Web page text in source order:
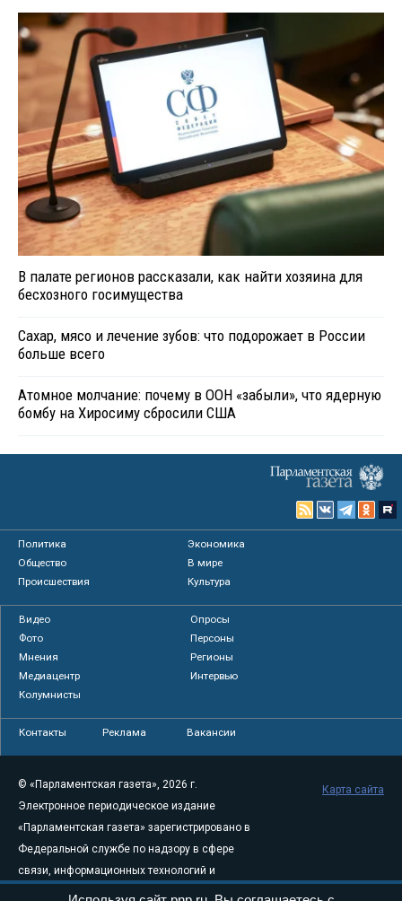
В палате регионов рассказали, как найти хозяина для
бесхозного госимущества
Сахар, мясо и лечение зубов: что подорожает в России
больше всего
Атомное молчание: почему в ООН «забыли», что ядерную
бомбу на Хиросиму сбросили США
Политика
Экономика
Общество
В мире
Происшествия
Культура
Видео
Опросы
Фото
Персоны
Мнения
Регионы
Медиацентр
Интервью
Колумнисты
Контакты Реклама Вакансии
© «Парламентская газета», 2026 г.
Электронное периодическое издание
«Парламентская газета» зарегистрировано в
Федеральной службе по надзору в сфере
связи, информационных технологий и
массовых коммуникаций (Роскомнадзор) 05
Карта сайта